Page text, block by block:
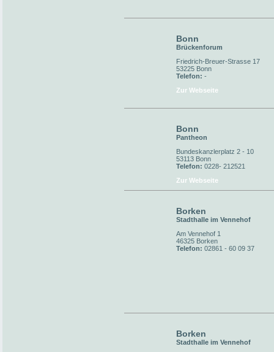
Bonn
Brückenforum
Friedrich-Breuer-Strasse 17
53225 Bonn
Telefon: -
Zur Webseite
Bonn
Pantheon
Bundeskanzlerplatz 2 - 10
53113 Bonn
Telefon: 0228- 212521
Zur Webseite
Borken
Stadthalle im Vennehof
Am Vennehof 1
46325 Borken
Telefon: 02861 - 60 09 37
Borken
Stadthalle im Vennehof